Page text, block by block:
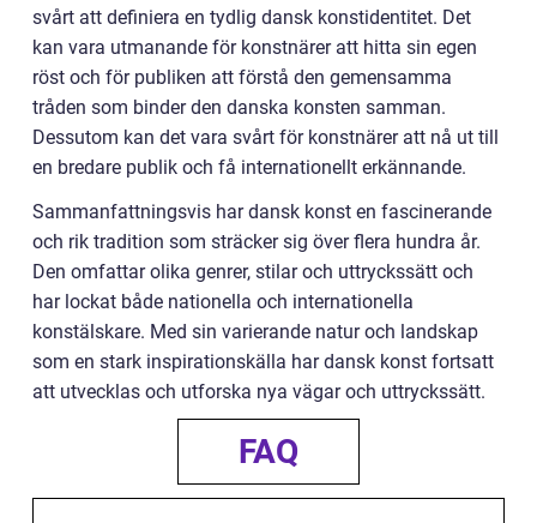
svårt att definiera en tydlig dansk konstidentitet. Det
kan vara utmanande för konstnärer att hitta sin egen
röst och för publiken att förstå den gemensamma
tråden som binder den danska konsten samman.
Dessutom kan det vara svårt för konstnärer att nå ut till
en bredare publik och få internationellt erkännande.
Sammanfattningsvis har dansk konst en fascinerande
och rik tradition som sträcker sig över flera hundra år.
Den omfattar olika genrer, stilar och uttryckssätt och
har lockat både nationella och internationella
konstälskare. Med sin varierande natur och landskap
som en stark inspirationskälla har dansk konst fortsatt
att utvecklas och utforska nya vägar och uttryckssätt.
FAQ